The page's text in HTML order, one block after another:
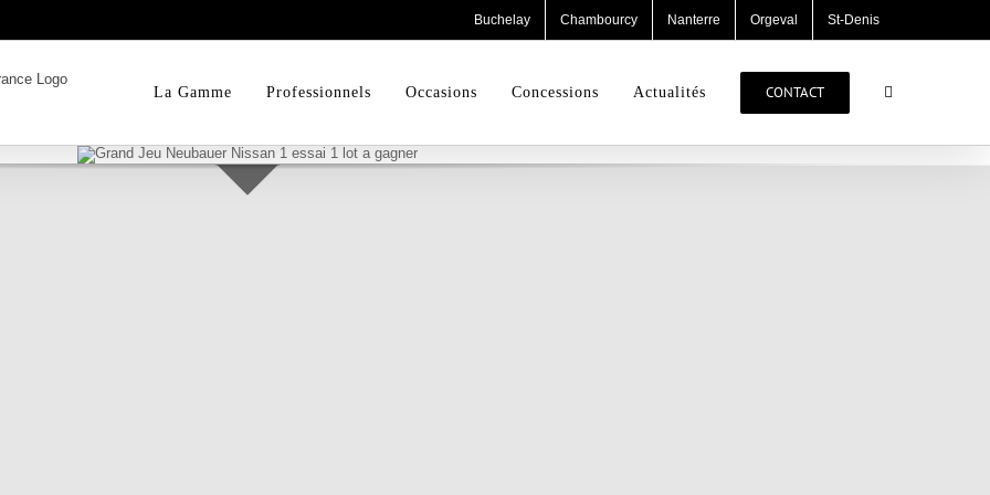
Buchelay Chambourcy Nanterre Orgeval St-Denis
La Gamme Professionnels Occasions Concessions Actualités CONTACT